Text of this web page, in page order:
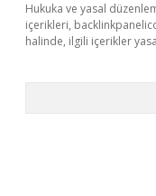
Hukuka ve yasal
içerikleri,
halinde, ilgili içerikler